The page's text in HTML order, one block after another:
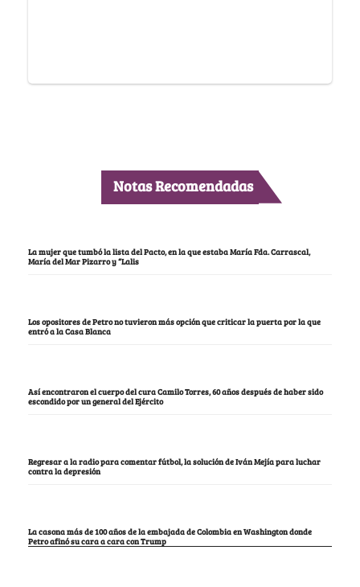
Notas Recomendadas
La mujer que tumbó la lista del Pacto, en la que estaba María Fda. Carrascal,
María del Mar Pizarro y “Lalis
Los opositores de Petro no tuvieron más opción que criticar la puerta por la que
entró a la Casa Blanca
Así encontraron el cuerpo del cura Camilo Torres, 60 años después de haber sido
escondido por un general del Ejército
Regresar a la radio para comentar fútbol, la solución de Iván Mejía para luchar
contra la depresión
La casona más de 100 años de la embajada de Colombia en Washington donde
Petro afinó su cara a cara con Trump